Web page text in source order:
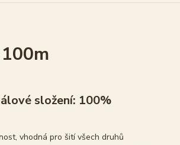
složení: 100%
vhodná pro šití všech druhů